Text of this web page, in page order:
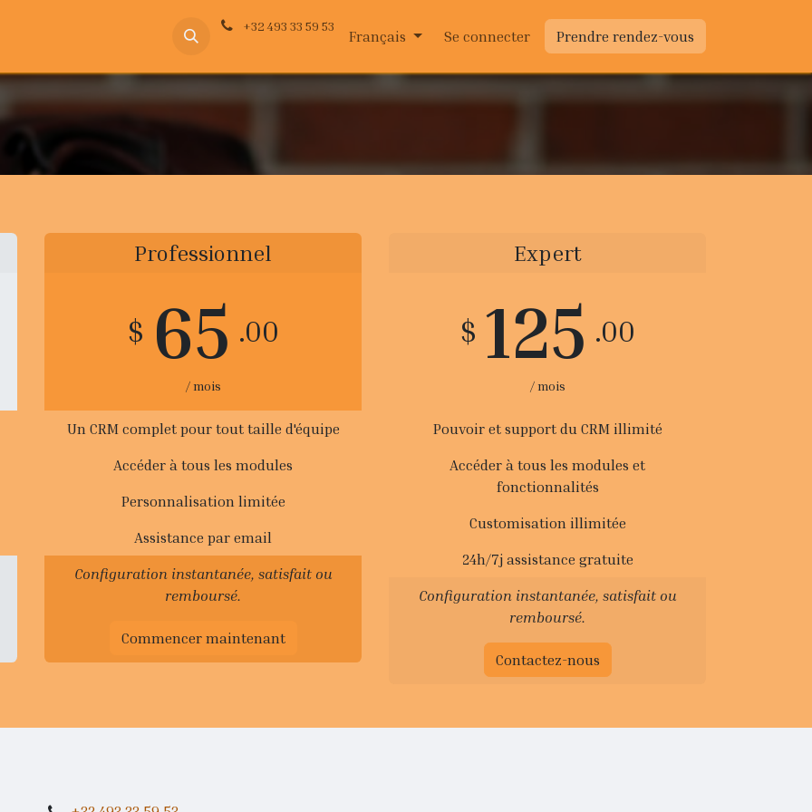
Communication animale Contacts
+32 493 33 59 53
Français Se connecter Prendre rendez-vous
Professionnel
$ 65 .00
/ mois
Un CRM complet pour tout taille d'équipe
Accéder à tous les modules
Personnalisation limitée
Assistance par email
Configuration instantanée, satisfait ou
remboursé.
Commencer maintenant
Expert
$ 125 .00
/ mois
Pouvoir et support du CRM illimité
Accéder à tous les modules et
fonctionnalités
Customisation illimitée
24h/7j assistance gratuite
Configuration instantanée, satisfait ou
remboursé.
Contactez-nous